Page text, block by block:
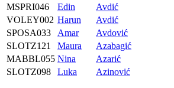
MSPRI046
Edin Avdić
VOLEY002 Harun Avdić
SPOSA033
Amar Avdović
SLOTZ121
Maura Azabagić
MABBL055 Nina Azarić
SLOTZ098
Luka Azinović